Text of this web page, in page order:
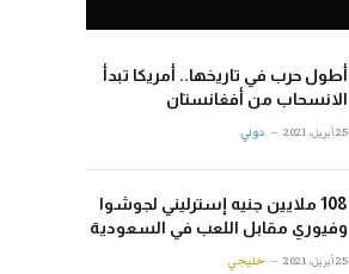
أطول حرب في تاريخها.. أمريكا تبدأ
الانسحاب من أفغانستان
25 أبريل، 2021 دولي
108 ملايين جنيه إسترليني لجوشوا
وفيوري مقابل اللعب في السعودية
25 أبريل، 2021 خليجي